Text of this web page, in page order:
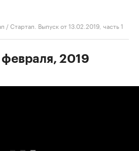
/Стартап. Выпуск от 13.02.2019, часть 1
февраля, 2019